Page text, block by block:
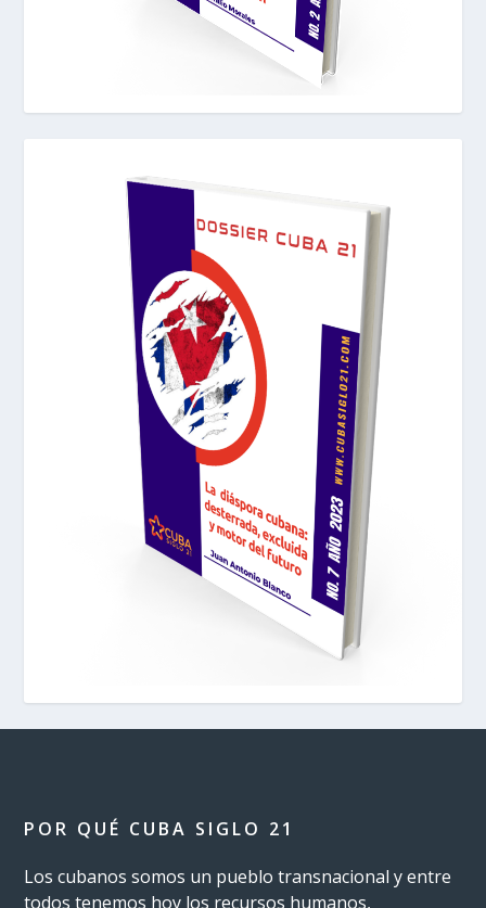
POR QUÉ CUBA SIGLO 21
Los cubanos somos un pueblo transnacional y entre
todos tenemos hoy los recursos humanos,